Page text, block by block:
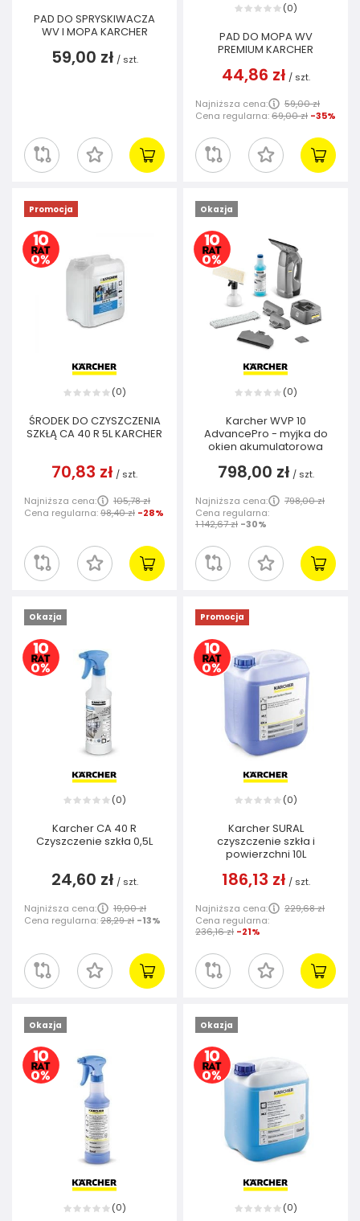
PAD DO SPRYSKIWACZA
WV I MOPA KARCHER
59,00 zł / szt.
(0)
PAD DO MOPA WV
PREMIUM KARCHER
44,86 zł / szt.
Najniższa cena:
59,00 zł
Cena regularna:69,00 zł -35%
Promocja
(0)
ŚRODEK DO CZYSZCZENIA
SZKŁĄ CA 40 R 5L KARCHER
70,83 zł / szt.
Najniższa cena:
105,78 zł
Cena regularna:98,40 zł -28%
Okazja
(0)
Karcher WVP 10
AdvancePro - myjka do
okien akumulatorowa
798,00 zł / szt.
Najniższa cena:
798,00 zł
Cena regularna:
1 142,67 zł -30%
Okazja
(0)
Karcher CA 40 R
Czyszczenie szkła 0,5L
24,60 zł / szt.
Najniższa cena:
19,00 zł
Cena regularna:28,29 zł -13%
Promocja
(0)
Karcher SURAL
czyszczenie szkła i
powierzchni 10L
186,13 zł / szt.
Najniższa cena:
229,68 zł
Cena regularna:
236,16 zł -21%
Okazja
(0)
Okazja
(0)